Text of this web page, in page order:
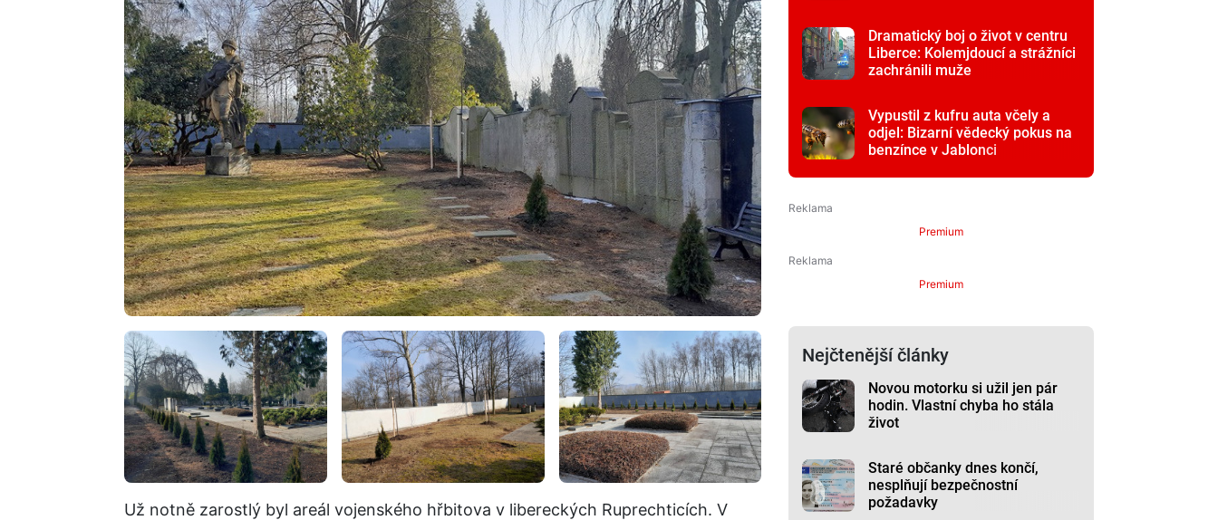
Už notně zarostlý byl areál vojenského hřbitova v libereckých Ruprechticích. V
Dramatický boj o život v centru
Liberce: Kolemjdoucí a strážníci
zachránili muže
Vypustil z kufru auta včely a
odjel: Bizarní vědecký pokus na
benzínce v Jablonci
Premium
Premium
Nejčtenější články
Novou motorku si užil jen pár
hodin. Vlastní chyba ho stála
život
Staré občanky dnes končí,
nesplňují bezpečnostní
požadavky